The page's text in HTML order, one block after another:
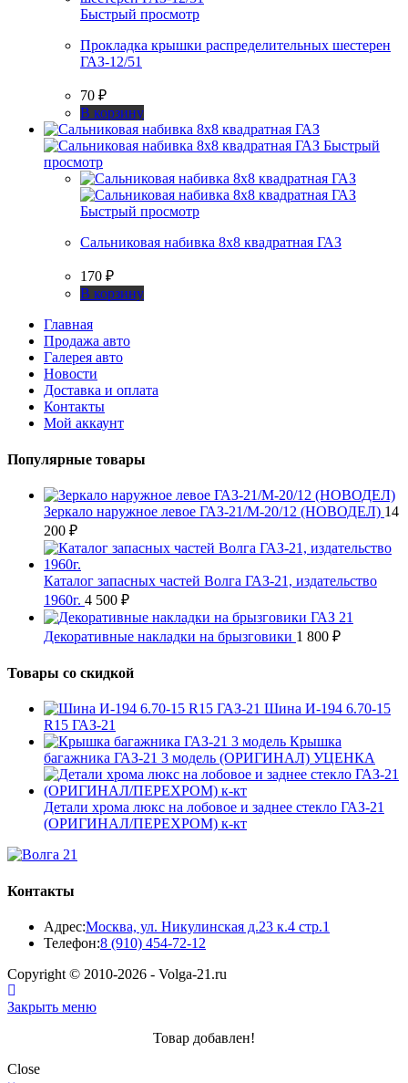
Быстрый просмотр
Прокладка крышки распределительных шестерен
ГАЗ-12/51
70 ₽
В корзину
Быстрый
просмотр
Быстрый просмотр
Сальниковая набивка 8х8 квадратная ГАЗ
170 ₽
В корзину
Главная
Продажа авто
Галерея авто
Новости
Доставка и оплата
Контакты
Мой аккаунт
Популярные товары
Зеркало наружное левое ГАЗ-21/М-20/12 (НОВОДЕЛ) 14
200 ₽
Каталог запасных частей Волга ГАЗ-21, издательство
1960г. 4 500 ₽
Декоративные накладки на брызговики 1 800 ₽
Товары со скидкой
Шина И-194 6.70-15
R15 ГАЗ-21
Крышка
багажника ГАЗ-21 3 модель (ОРИГИНАЛ) УЦЕНКА
Детали хрома люкс на лобовое и заднее стекло ГАЗ-21
(ОРИГИНАЛ/ПЕРЕХРОМ) к-кт
Контакты
Адрес:Москва, ул. Никулинская д.23 к.4 стр.1
Телефон:8 (910) 454-72-12
вашем
Copyright © 2010-2026 - Volga-21.ru
Закрыть меню
Товар добавлен!
Close